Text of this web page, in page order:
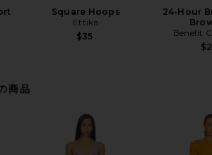
Square Hoops
Ettika
$35
24-Hour
Benefit
商品